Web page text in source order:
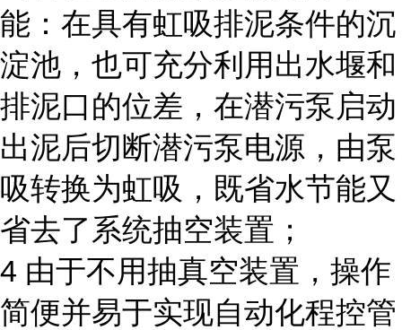
能：在具有虹吸排泥条件的沉
淀池，也可充分利用出水堰和
排泥口的位差，在潜污泵启动
出泥后切断潜污泵电源，由泵
吸转换为虹吸，既省水节能又
省去了系统抽空装置；
4 由于不用抽真空装置，操作
简便并易于实现自动化程控管